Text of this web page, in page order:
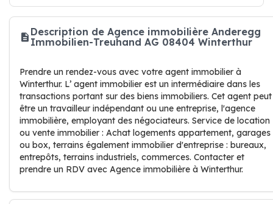
Description de Agence immobilière Anderegg
Immobilien-Treuhand AG 08404 Winterthur
Prendre un rendez-vous avec votre agent immobilier à
Winterthur. L’ agent immobilier est un intermédiaire dans les
transactions portant sur des biens immobiliers. Cet agent peut
être un travailleur indépendant ou une entreprise, l'agence
immobilière, employant des négociateurs. Service de location
ou vente immobilier : Achat logements appartement, garages
ou box, terrains également immobilier d'entreprise : bureaux,
entrepôts, terrains industriels, commerces. Contacter et
prendre un RDV avec Agence immobilière à Winterthur.